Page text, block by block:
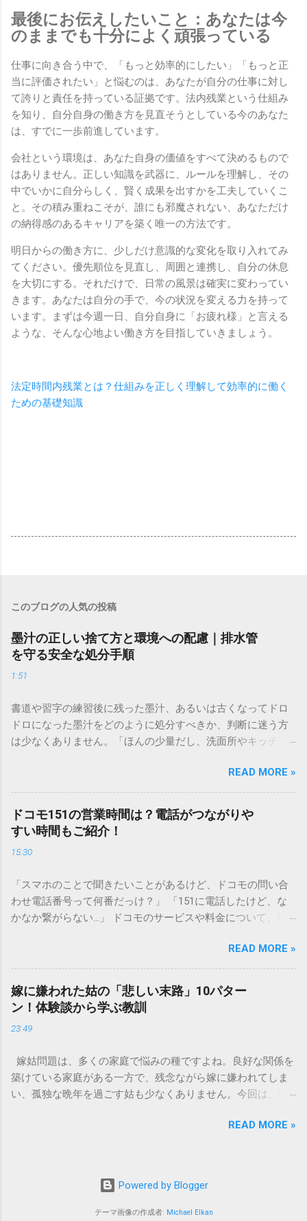
最後にお伝えしたいこと：あなたは今
のままでも十分によく頑張っている
仕事に向き合う中で、「もっと効率的にしたい」「もっと正
当に評価されたい」と悩むのは、あなたが自分の仕事に対し
て誇りと責任を持っている証拠です。法内残業という仕組み
を知り、自分自身の働き方を見直そうとしている今のあなた
は、すでに一歩前進しています。
会社という環境は、あなた自身の価値をすべて決めるもので
はありません。正しい知識を武器に、ルールを理解し、その
中でいかに自分らしく、賢く成果を出すかを工夫していくこ
と。その積み重ねこそが、誰にも邪魔されない、あなただけ
の納得感のあるキャリアを築く唯一の方法です。
明日からの働き方に、少しだけ意識的な変化を取り入れてみ
てください。優先順位を見直し、周囲と連携し、自分の休息
を大切にする。それだけで、日常の風景は確実に変わってい
きます。あなたは自分の手で、今の状況を変える力を持って
います。まずは今週一日、自分自身に「お疲れ様」と言える
ような、そんな心地よい働き方を目指していきましょう。
法定時間内残業とは？仕組みを正しく理解して効率的に働く
ための基礎知識
このブログの人気の投稿
墨汁の正しい捨て方と環境への配慮｜排水管
を守る安全な処分手順
1:51
書道や習字の練習後に残った墨汁、あるいは古くなってドロ
ドロになった墨汁をどのように処分すべきか、判断に迷う方
は少なくありません。「ほんの少量だし、洗面所やキッチン
と、実は予期せぬトラブルを招く原因となります。 墨汁は、
一般的な生活排水とは性質が大きく異なります。そのまま排
水口へ流すことは環境負荷だけでなく、ご自宅の排水設備を
傷める可能性も高いため、非常に危険です。この記事では、
墨汁を安全かつ環境に優しい方法で処分するための手順と、
容器を適切に分別する方法を徹底解説します。 墨汁を「排水
す）」と「膠（にかわ）」、そして水です。これらは非常に
微細かつ独特の粘性を持っているため、下水処理や配管維持
の観点から以下の問題が発生します。 1. 環境への深刻な負荷
施設であっても、これらの微粒子を完全に分解・除去するこ
とは容易ではありません。大量に流し続けると河川や海まで
到達し、水質の濁りや生態系へ悪影響を及ぼすリスクがあり
ます。 2. 排水管の詰まりと劣化 墨汁の粘度を保っている「膠
め、深刻な詰まりを引き起こします。特に築年数が経過した
住宅では配管トラブルが起きやすく、修理費用が高額になる
ケースも珍しくありません。 3. 頑固なシミと汚れの沈着 陶器
やホーロー製のシンクに墨汁が付着すると、細かい粒子が素
材の隙間に入り込み、取れない黒ずみとなります。一度素材
汁を処分する際は、「液体として流さない」ことが絶対ルー
READ MORE »
ドコモ151の営業時間は？電話がつながりや
すい時間もご紹介！
15:30
「スマホのことで聞きたいことがあるけど、ドコモの問い合
わせ電話番号って何番だっけ？」 「151に電話したけど、な
かなか繋がらない…」 ドコモのサービスや料金について、疑
ンフォメーションセンター」の専用電話番号「151」ですよ
ね。 でも、「 ドコモ151は何時まで 営業しているの？」「
151は何時から 受付可能なの？」と営業時間がわからず、な
かなか電話ができない方もいるかもしれません。 この記事で
は、ドコモ151の営業時間や、電話が繋がりやすい時間帯、さ
らには電話がつながらない時の対処法をわかりやすく解説し
言うと、ドコモのインフォメーションセンター「151」の受付
時間は、 午前9時から午後8時まで です。 年中無休で、土日
祝日も営業しています。「 151 営業時間 」を気にする際、ま
って連絡することができますね。 この時間内であれば、ドコ
以外からの問い合わせは、電話番号や通話料が異なるので注
話・他社携帯から： 0120-800-000（無料） どちらの番号も、
READ MORE »
嫁に嫌われた姑の「悲しい末路」10パター
ン！体験談から学ぶ教訓
23:49
嫁姑問題は、多くの家庭で悩みの種ですよね。良好な関係を
築けている家庭がある一方で、残念ながら嫁に嫌われてしま
い、孤独な晩年を過ごす姑も少なくありません。今回は、嫁
を10パターンご紹介します。実体験に基づいたエピソードも
する 「まさか追い出されるなんて…」という声も聞かれるの
が、同居の破綻です。最初は良かれと思って始めた同居も、
嫁との関係が悪化すると、家の中で常に緊張感が漂う状態
READ MORE »
Powered by Blogger
テーマ画像の作成者: Michael Elkan